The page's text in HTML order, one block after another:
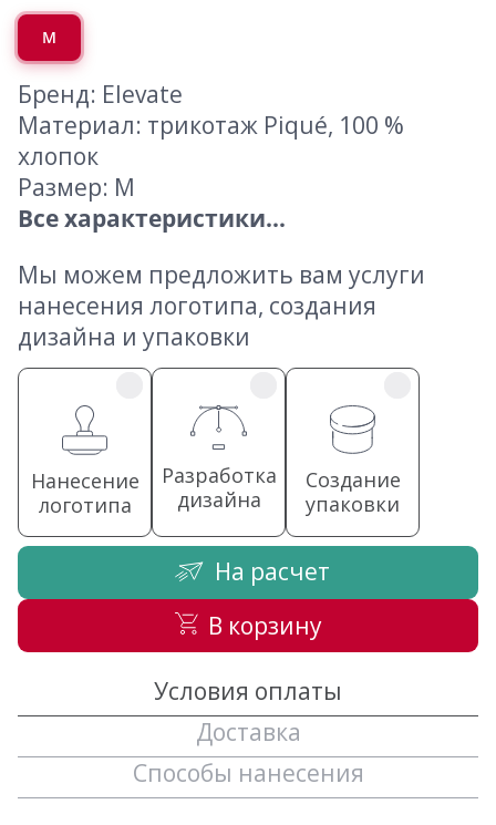
M
Бренд: Elevate
Материал: трикотаж Piqué, 100 %
хлопок
Размер: M
Все характеристики...
Мы можем предложить вам услуги
нанесения логотипа, создания
дизайна и упаковки
Нанесение
логотипа
Разработка
дизайна
Создание
упаковки
На расчет
В корзину
Условия оплаты
Доставка
Способы нанесения